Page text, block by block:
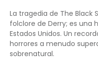
La tragedia de The Black
folclore de Derry; es una
Estados Unidos. Un
horrores a menudo
sobrenatural.